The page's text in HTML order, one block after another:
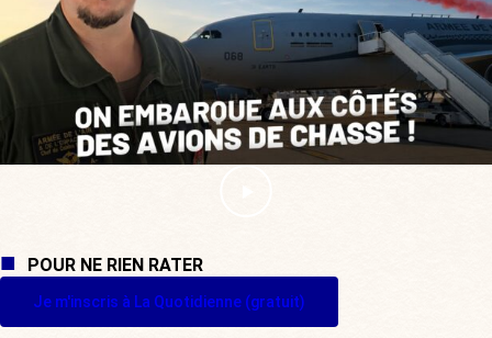
POUR NE RIEN RATER
Je m'inscris à La Quotidienne (gratuit)